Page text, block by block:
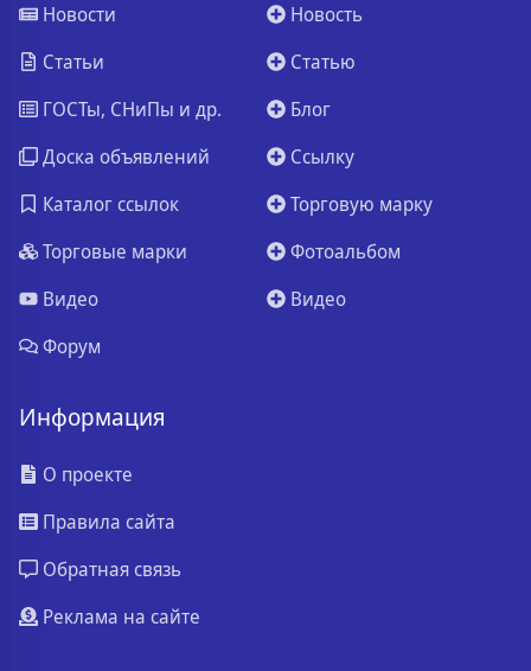
Новости
Статьи
ГОСТы, СНиПы и др.
Доска объявлений
Каталог ссылок
Торговые марки
Видео
Форум
Новость
Статью
Блог
Ссылку
Торговую марку
Фотоальбом
Видео
Информация
О проекте
Правила сайта
Обратная связь
Реклама на сайте